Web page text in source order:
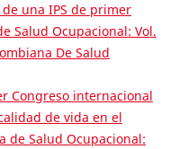
una IPS de primer
Salud Ocupacional: Vol.
De Salud
Congreso internacional
de vida en el
de Salud Ocupacional: